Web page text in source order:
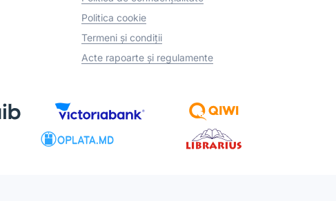
Politica cookie
Termeni și condiții
Acte rapoarte și regulamente